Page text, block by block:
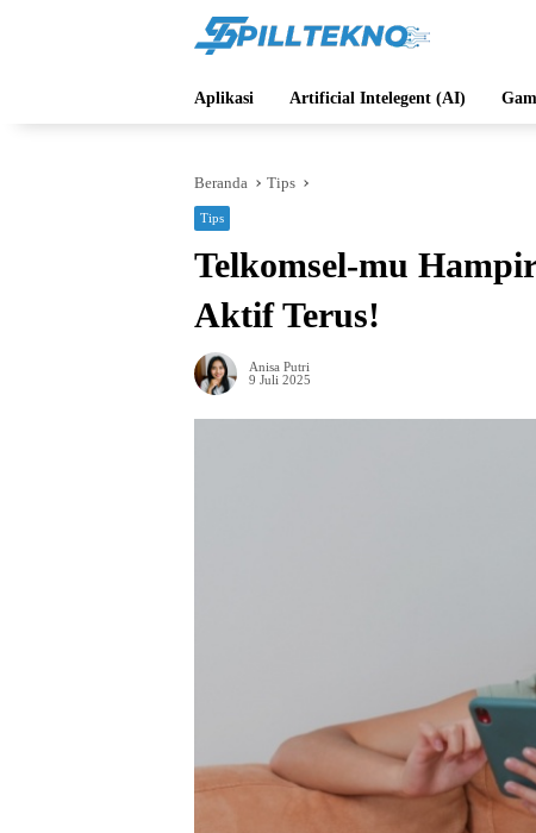
Aplikasi Artificial Intelegent (AI)
Beranda Tips
Tips
Telkomsel-mu
Aktif Terus!
Anisa Putri
9 Juli 2025